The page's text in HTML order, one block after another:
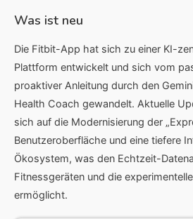
Was ist neu
Die Fitbit-App hat sich zu einer KI-
Plattform entwickelt und sich vom
proaktiver Anleitung durch den
Health Coach gewandelt. Aktuelle
sich auf die Modernisierung der
Benutzeroberfläche und eine tiefere
Ökosystem, was den Echtzeit-
Fitnessgeräten und die
ermöglicht.